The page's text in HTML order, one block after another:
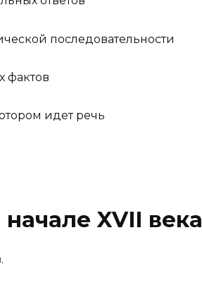
последовательности
фактов
идет речь
XVII века